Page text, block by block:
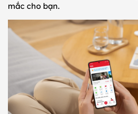
mắc cho bạn.